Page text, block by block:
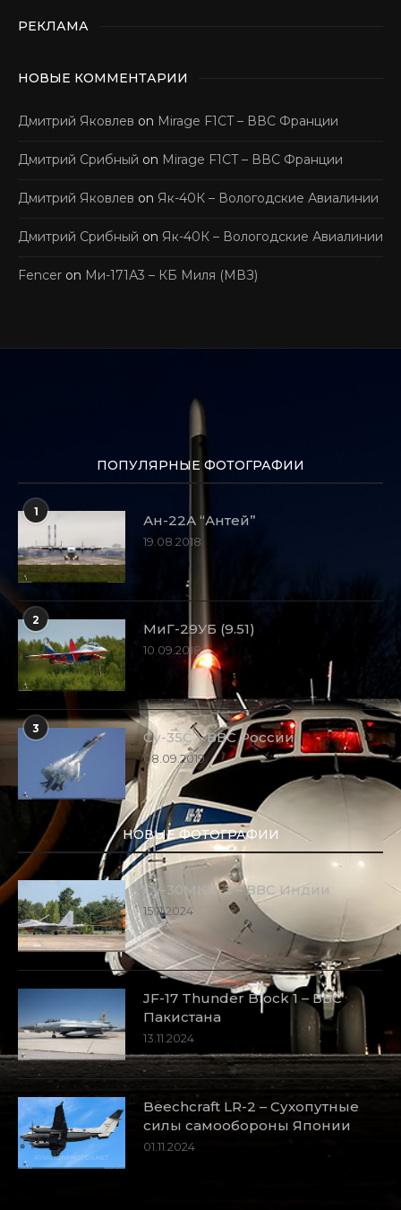
РЕКЛАМА
НОВЫЕ КОММЕНТАРИИ
Дмитрий Яковлев on Mirage F1CT – ВВС Франции
Дмитрий Срибный on Mirage F1CT – ВВС Франции
Дмитрий Яковлев on Як-40К – Вологодские Авиалинии
Дмитрий Срибный on Як-40К – Вологодские Авиалинии
Fencer on Ми-171А3 – КБ Миля (МВЗ)
ПОПУЛЯРНЫЕ ФОТОГРАФИИ
1
Ан-22А “Антей”
19.08.2018
2
МиГ-29УБ (9.51)
10.09.2018
3
Су-35С – ВВС России
08.09.2019
НОВЫЕ ФОТОГРАФИИ
Су-30МКИ-3 – ВВС Индии
15.11.2024
JF-17 Thunder Block 1 – ВВС
Пакистана
13.11.2024
Beechcraft LR-2 – Сухопутные
силы самообороны Японии
01.11.2024